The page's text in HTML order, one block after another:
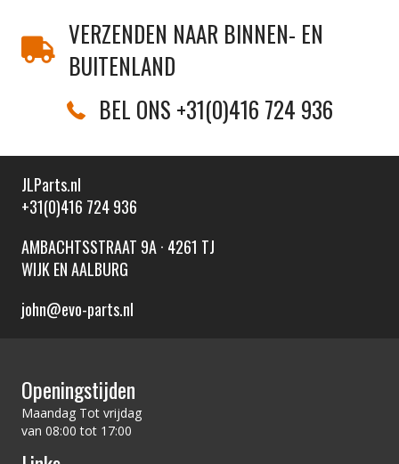
VERZENDEN NAAR BINNEN- EN
BUITENLAND
BEL ONS +31(0)416 724 936
JLParts.nl
+31(0)416 724 936
AMBACHTSSTRAAT 9A · 4261 TJ
WIJK EN AALBURG
john@evo-parts.nl
Openingstijden
Maandag Tot vrijdag
van 08:00 tot 17:00